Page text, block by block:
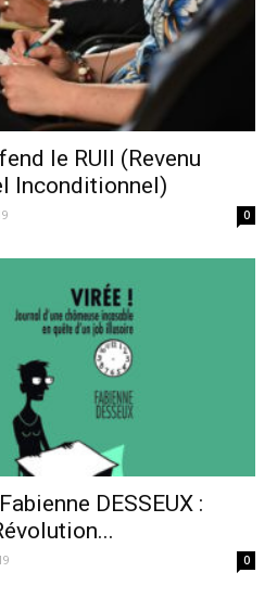
le RUII (Revenu
Inconditionnel)
0
DESSEUX :
0